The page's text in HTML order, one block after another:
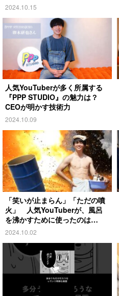
2024.10.15
人気YouTuberが多く所属する
『PPP STUDIO』の魅力は？
CEOが明かす技術力
2024.10.09
「笑いが止まらん」「ただの噴
火」 人気YouTuberが、風呂
を沸かすために使ったのは…
2024.10.02